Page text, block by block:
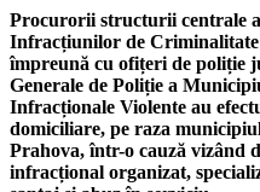
Procurorii structurii centrale
Infracțiunilor de
împreună cu ofițeri de poliție
Generale de Poliție a
Infracționale Violente au
domiciliare, pe raza
Prahova, într-o cauză vizând
infracțional organizat,